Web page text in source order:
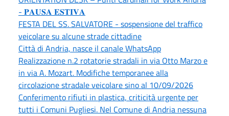
- 𝐏𝐀𝐔𝐒𝐀 𝐄𝐒𝐓𝐈𝐕𝐀
FESTA DEL SS. SALVATORE - sospensione del traffico
veicolare su alcune strade cittadine
Città di Andria, nasce il canale WhatsApp
Realizzazione n.2 rotatorie stradali in via Otto Marzo e
in via A. Mozart. Modifiche temporanee alla
circolazione stradale veicolare sino al 10/09/2026
Conferimento rifiuti in plastica, criticità urgente per
tutti i Comuni Pugliesi. Nel Comune di Andria nessuna